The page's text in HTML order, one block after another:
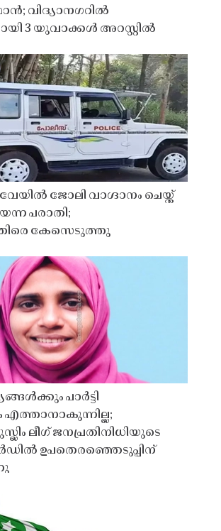
വിദ്യാനഗറിൽ
3 യുവാക്കൾ അറസ്റ്റിൽ
ജോലി വാഗ്ദാനം ചെയ്ത്
പരാതി;
കേസെടുത്തു
പാർട്ടി
എത്താനാകുന്നില്ല;
ലീഗ് ജനപ്രതിനിധിയുടെ
ഉപതെരഞ്ഞെടുപ്പിന്